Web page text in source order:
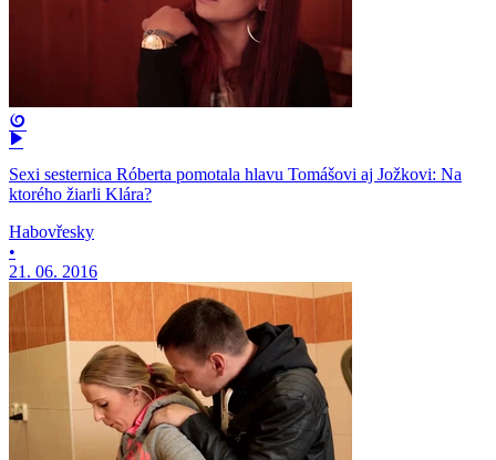
Sexi sesternica Róberta pomotala hlavu Tomášovi aj Jožkovi: Na
ktorého žiarli Klára?
Habovřesky
•
21. 06. 2016